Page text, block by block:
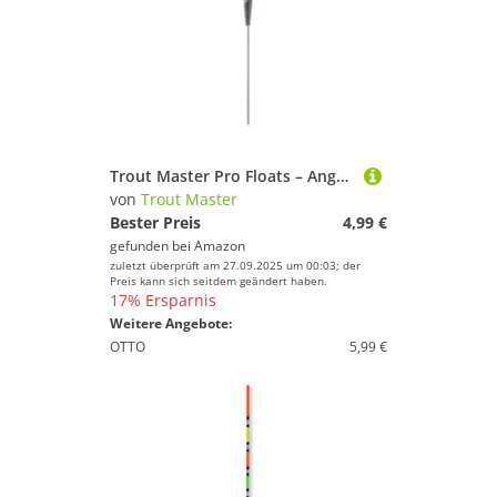
Trout Master Pro Floats – Angelposen aus robustem Eva-Material, Vorbebleite Posen, Durchlauf- und Feststellposen für Forelle, Stör, Karpfen, Barsch und mehr (Pro Float Turbo, 4g)
von Trout Master
Bester Preis
4,99 €
gefunden bei Amazon
zuletzt überprüft am 27.09.2025 um 00:03; der
Preis kann sich seitdem geändert haben.
17% Ersparnis
Weitere Angebote:
OTTO
5,99 €